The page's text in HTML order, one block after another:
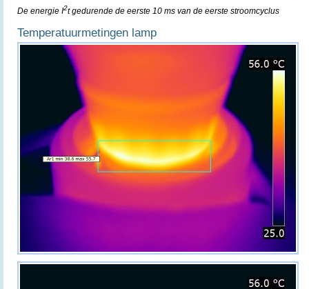
De energie I2t gedurende de eerste 10 ms van de eerste stroomcyclus
Temperatuurmetingen lamp